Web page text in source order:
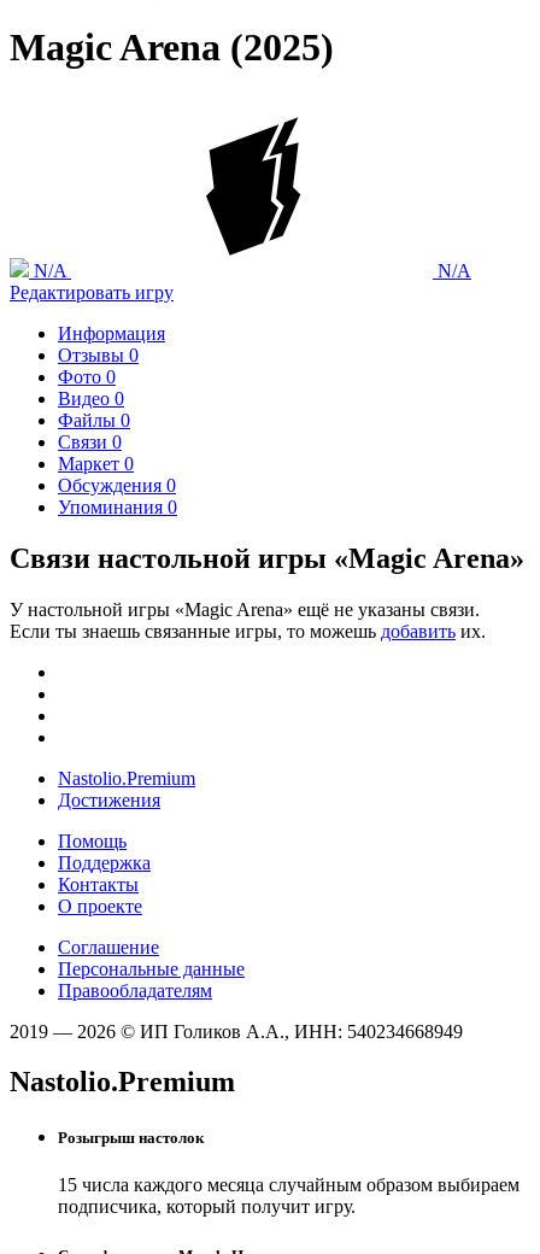
Magic Arena (2025)
N/A
N/A
Редактировать игру
Информация
Отзывы 0
Фото 0
Видео 0
Файлы 0
Связи 0
Маркет 0
Обсуждения 0
Упоминания 0
Связи настольной игры «Magic Arena»
У настольной игры «Magic Arena» ещё не указаны связи.
Если ты знаешь связанные игры, то можешь добавить их.
Nastolio.Premium
Достижения
Помощь
Поддержка
Контакты
О проекте
Соглашение
Персональные данные
Правообладателям
2019 — 2026 © ИП Голиков А.А., ИНН: 540234668949
Nastolio.Premium
Розыгрыш настолок
15 числа каждого месяца случайным образом выбираем
подписчика, который получит игру.